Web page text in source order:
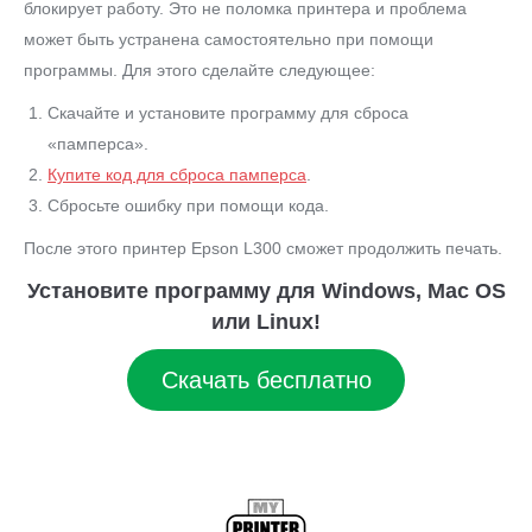
блокирует работу. Это не поломка принтера и проблема
может быть устранена самостоятельно при помощи
программы. Для этого сделайте следующее:
Скачайте и установите программу для сброса
«памперса».
Купите код для сброса памперса
Сбросьте ошибку при помощи кода.
После этого принтер Epson L300 сможет продолжить печать.
Установите программу для Windows, Mac OS
или Linux!
Скачать бесплатно